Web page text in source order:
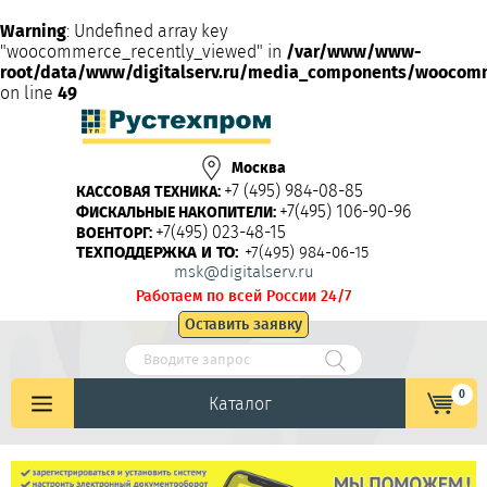
Warning: Undefined array key
"woocommerce_recently_viewed" in /var/www/www-
root/data/www/digitalserv.ru/media_components/
on line 49
Москва
КАССОВАЯ ТЕХНИКА: +7 (495) 984-08-85
ФИСКАЛЬНЫЕ НАКОПИТЕЛИ: +7(495) 106-90-96
ВОЕНТОРГ: +7(495) 023-48-15
ТЕХПОДДЕРЖКА И ТО: +7(495) 984-06-15
msk@digitalserv.ru
Работаем по всей России 24/7
Оставить заявку
Каталог 0